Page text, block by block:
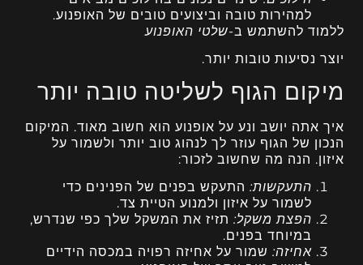
למהירות טובה וביצועים טובים של האופנוע.
ללמוד להשתמש ב-שלטי האופנוע
יוצר נסיעות טובות יותר.
מיקום הגוף לשליטה טובה יותר
איך אתה יושב ונע על אופנוע הוא חשוב מאוד. המיקום
הנכון של הגוף עוזר לך לנהוג טוב יותר ולשמור על
איזון. הנה מה שחשוב לזכור:
התעקשות: התעקש בפנים של הפנינים כדי
לשמור על איזון ולמנוע הטיית צד.
הפצת משקל: תזיז את המשקל שלך כפי שנדרש,
במיוחד בפנים.
אחיזה: שמור על אחיזה רפויה במכסה הידיים